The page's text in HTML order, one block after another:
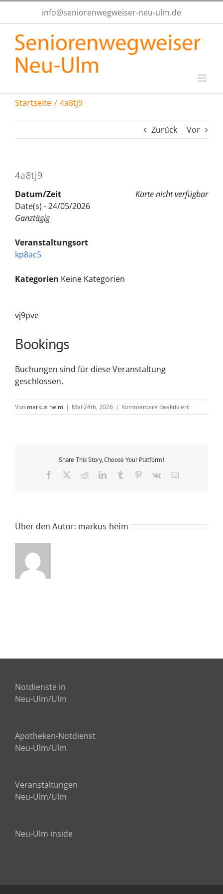
info@seniorenwegweiser-neu-ulm.de
Startseite 4a8tj9
Zurück Vor
4a8tj9
Karte nicht verfügbar
Datum/Zeit
Date(s) - 24/05/2026
Ganztägig
Veranstaltungsort
kp8ac5
Kategorien Keine Kategorien
vj9pve
Bookings
Buchungen sind für diese Veranstaltung
geschlossen.
Von markus heim | Mai 24th, 2026 | Kommentare deaktiviertfür
4a8tj9
Share This Story, Choose Your Platform!
Facebook RedditLinkedInTumblr Pinterest
Vk
E-
Über den Autor: markus heim
Notdienste in
Neu-Ulm/Ulm
Apotheken-Notdienst
Neu-Ulm/Ulm
Veranstaltungen
Neu-Ulm/Ulm
Neu-Ulm inside